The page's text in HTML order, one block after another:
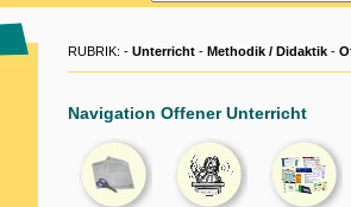
RUBRIK: - Unterricht - Methodik / Didaktik -
Navigation Offener Unterricht